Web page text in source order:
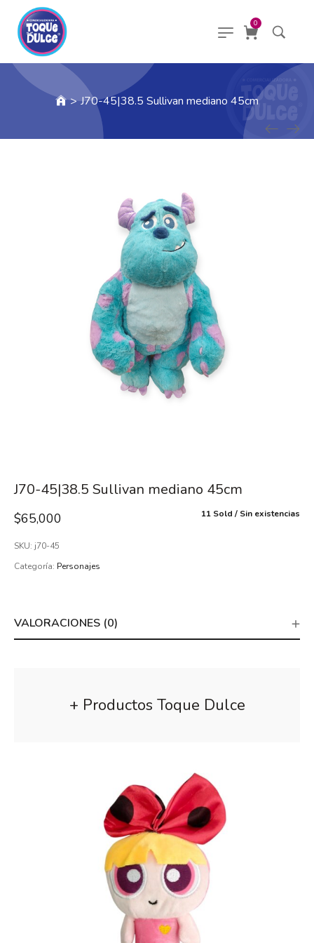
0
> J70-45|38.5 Sullivan mediano 45cm
J70-45|38.5 Sullivan mediano 45cm
11 Sold Sin existencias
$65,000
SKU: j70-45
Categoría: Personajes
VALORACIONES (0)
+ Productos Toque Dulce